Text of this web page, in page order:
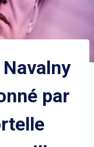
par